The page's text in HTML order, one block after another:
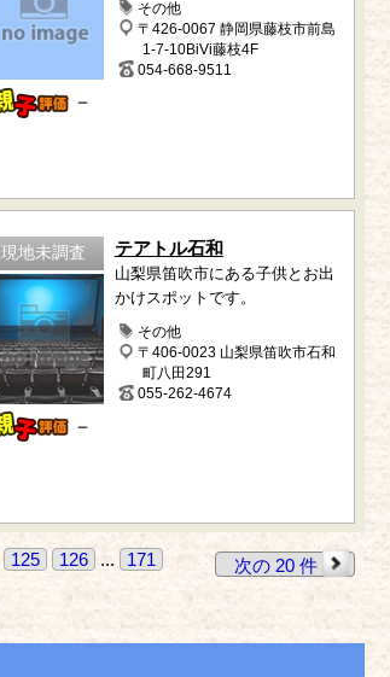
－
その他
〒426-0067 静岡県藤枝市前島
1-7-10BiVi藤枝4F
054-668-9511
現地未調査
－
テアトル石和
山梨県笛吹市にある子供とお出
かけスポットです。
その他
〒406-0023 山梨県笛吹市石和
町八田291
055-262-4674
125 126 ... 171 次の 20 件